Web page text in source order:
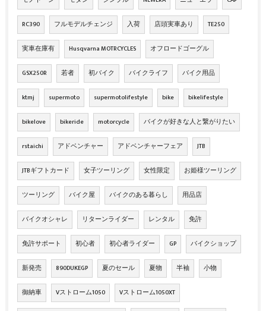
RC390 フルモデルチェンジ 入荷 店頭実車あり TE250
実車在庫有 Husqvarna MOTRCYCLES オフロードゴーグル
GSX250R 若者 初バイク バイクライフ バイク用品
ktmj supermoto supermotolifestyle bike bikelifestyle
bikelove bikeride motorcycle バイクが好きな人と繋がりたい
rstaichi アドベンチャー アドベンチャーフェア JTB
JTBギフトカード 女子ツーリング 女性限定 お姫様ツーリング
ツーリング バイク屋 バイクのある暮らし 用品店
バイクオシャレ リターンライダー レンタル 免許
免許サポート 初心者 初心者ライダー GP バイクショップ
新発売 890DUKEGP 夏のセール 夏物 半袖 小物
御納車 Vストローム1050 Vストローム1050XT